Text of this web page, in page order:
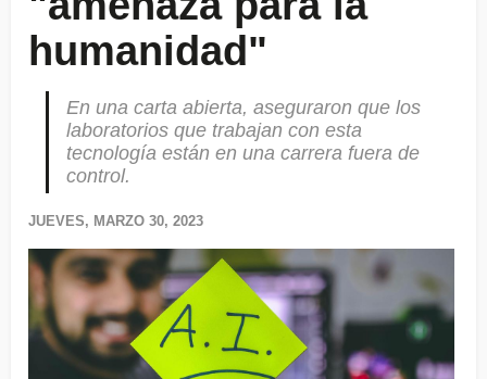
humanidad"
En una carta abierta, aseguraron que los
laboratorios que trabajan con esta
tecnología están en una carrera fuera de
control.
JUEVES, MARZO 30, 2023